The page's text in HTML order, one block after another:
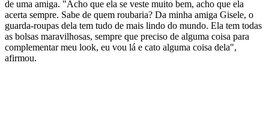
de uma amiga. "Acho que ela se veste muito bem, acho que ela
acerta sempre. Sabe de quem roubaria? Da minha amiga Gisele, o
guarda-roupas dela tem tudo de mais lindo do mundo. Ela tem todas
as bolsas maravilhosas, sempre que preciso de alguma coisa para
complementar meu look, eu vou lá e cato alguma coisa dela",
afirmou.